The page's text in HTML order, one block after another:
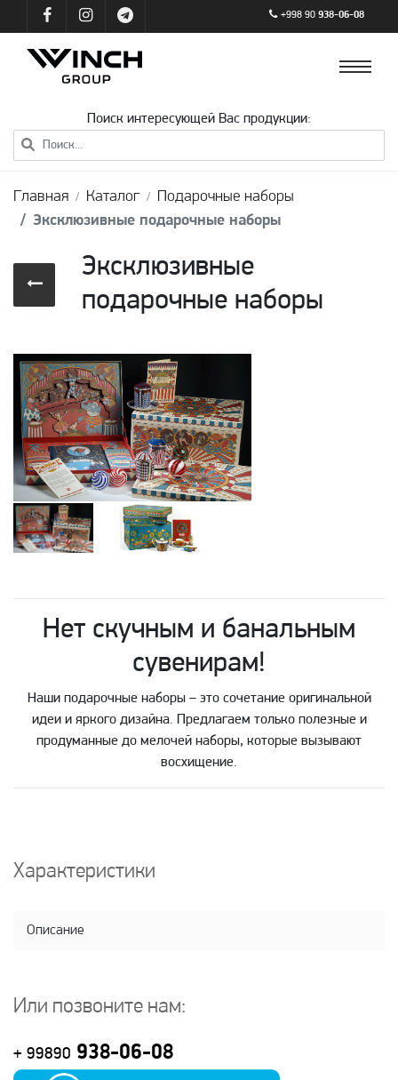
+998 90 938-06-08
Поиск интересующей Вас продукции:
Главная Каталог
Подарочные наборы
Эксклюзивные подарочные наборы
Эксклюзивные
подарочные наборы
Нет скучным и банальным
сувенирам!
Наши подарочные наборы – это сочетание оригинальной
идеи и яркого дизайна. Предлагаем только полезные и
продуманные до мелочей наборы, которые вызывают
восхищение.
Характеристики
Описание
Или позвоните нам:
+ 99890 938-06-08